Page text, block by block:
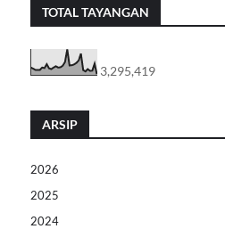
TOTAL TAYANGAN
3,295,419
ARSIP
2026
2025
2024